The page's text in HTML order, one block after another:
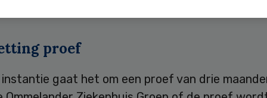
proef
gaat het om een proef van drie